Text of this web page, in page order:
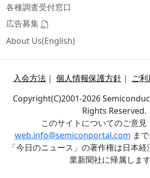
各種調査受付窓口
広告募集
About Us(English)
入会方法 ｜ 個人情報保護方針 ｜ ご
Copyright(C)2001-2026
Rights Reserved.
このサイトについてのご意見
web.info@semiconportal.com ま
「今日のニュース」の著作権は日本
業新聞社に帰属します